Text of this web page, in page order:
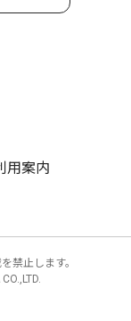
用案内
禁止します。